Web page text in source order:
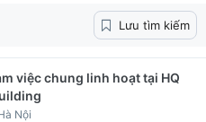
Lưu tìm kiếm
việc chung linh hoạt tại HQ
Nội